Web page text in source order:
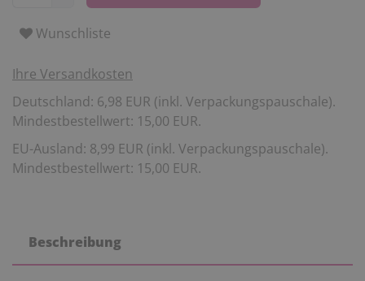
Wunschliste
Ihre Versandkosten
Deutschland: 6,98 EUR (inkl. Verpackungspauschale).
Mindestbestellwert: 15,00 EUR.
EU-Ausland: 8,99 EUR (inkl. Verpackungspauschale).
Mindestbestellwert: 15,00 EUR.
Beschreibung